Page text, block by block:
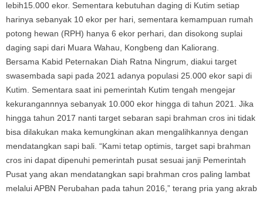
lebih15.000 ekor. Sementara kebutuhan daging di Kutim setiap
harinya sebanyak 10 ekor per hari, sementara kemampuan rumah
potong hewan (RPH) hanya 6 ekor perhari, dan disokong suplai
daging sapi dari Muara Wahau, Kongbeng dan Kaliorang.
Bersama Kabid Peternakan Diah Ratna Ningrum, diakui target
swasembada sapi pada 2021 adanya populasi 25.000 ekor sapi di
Kutim. Sementara saat ini pemerintah Kutim tengah mengejar
kekurangannnya sebanyak 10.000 ekor hingga di tahun 2021. Jika
hingga tahun 2017 nanti target sebaran sapi brahman cros ini tidak
bisa dilakukan maka kemungkinan akan mengalihkannya dengan
mendatangkan sapi bali. “Kami tetap optimis, target sapi brahman
cros ini dapat dipenuhi pemerintah pusat sesuai janji Pemerintah
Pusat yang akan mendatangkan sapi brahman cros paling lambat
melalui APBN Perubahan pada tahun 2016,” terang pria yang akrab